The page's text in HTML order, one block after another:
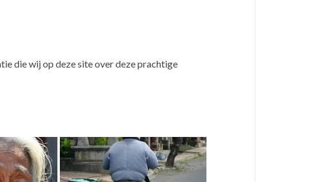
die wij op deze site over deze prachtige